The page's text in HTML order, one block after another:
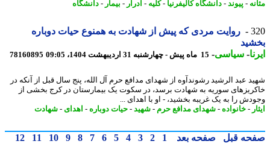
-پیوند-دانشگاه کالیفرنیا- کلیه-ادرار - بیمار-دانشگاه
روایت مردی که پیش از شهادت به همنوع حیات دوباره
-سیاسی-15 ماه پیش - چهارشنبه 31 اردیبهشت 1404، 09:05 78160895
عبد الرشید رشوندآوه از شهدای مدافع حرم آل الله، پنج سال قبل از آنکه در
سوریه به شهادت برسد، در سکوت یک بیمارستان در کرج بخشی از
را به یک غریبه بخشید، - او با اهدای ...
-خانواده- شهدای مدافع حرم -شهید-حیات دوباره-اهدای- شهادت
قبل صفحه بعد 1
2
3
4
5
6
7
8
9
10
11
12